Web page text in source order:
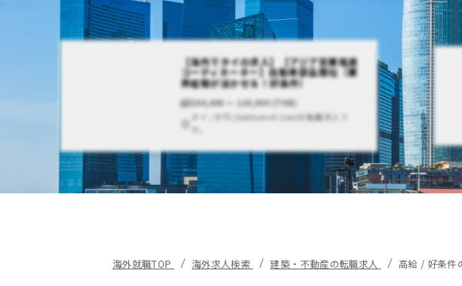
【海外でタイの求人】【アジア営業推進
コーディネーター】自動車部品商社（業
界経験が活かせる！好条件）
100,000 〜 120,000 (THB)
タイ / BTS (Sukhumvit Line)の転職求人で
す。
海外就職TOP 海外求人検索 建築・不動産の転職求人 高給 / 好条件